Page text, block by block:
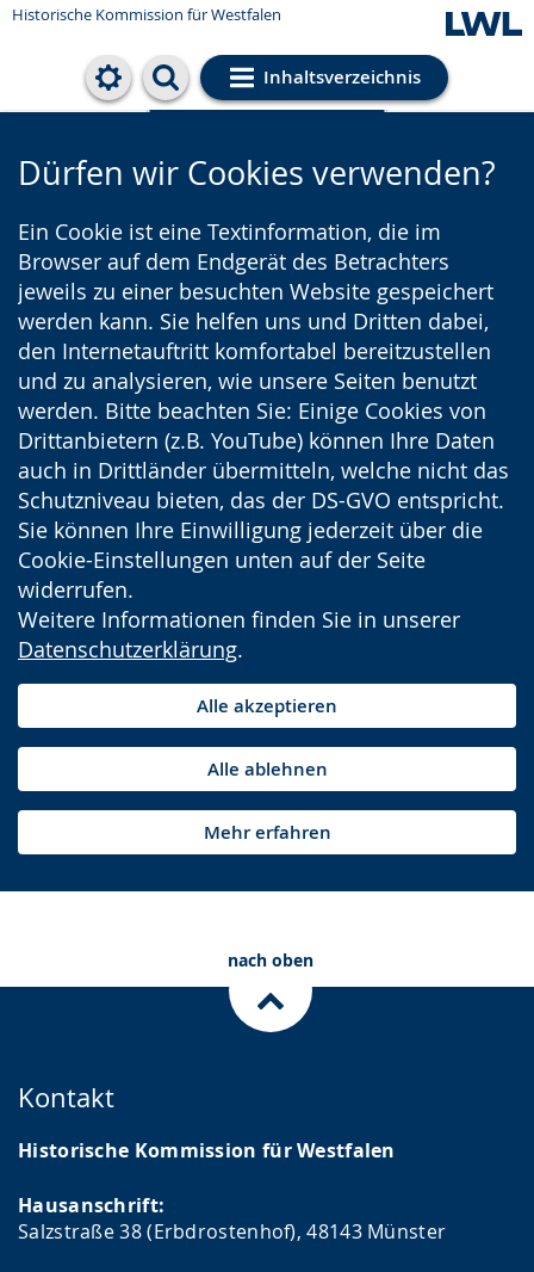
Historische Kommission für Westfalen
Inhaltsverzeichnis
Cookie-Einstellungen
Dürfen wir Cookies verwenden?
Ein Cookie ist eine Textinformation, die im
Browser auf dem Endgerät des Betrachters
jeweils zu einer besuchten Website gespeichert
werden kann. Sie helfen uns und Dritten dabei,
den Internetauftritt komfortabel bereitzustellen
und zu analysieren, wie unsere Seiten benutzt
werden. Bitte beachten Sie: Einige Cookies von
Drittanbietern (z.B. YouTube) können Ihre Daten
auch in Drittländer übermitteln, welche nicht das
Schutzniveau bieten, das der DS-GVO entspricht.
Sie können Ihre Einwilligung jederzeit über die
Cookie-Einstellungen unten auf der Seite
widerrufen.
Weitere Informationen finden Sie in unserer
Datenschutzerklärung.
Alle akzeptieren
Alle ablehnen
Mehr erfahren
nach oben
Kontakt
Historische Kommission für Westfalen
Hausanschrift:
Salzstraße 38 (Erbdrostenhof), 48143 Münster